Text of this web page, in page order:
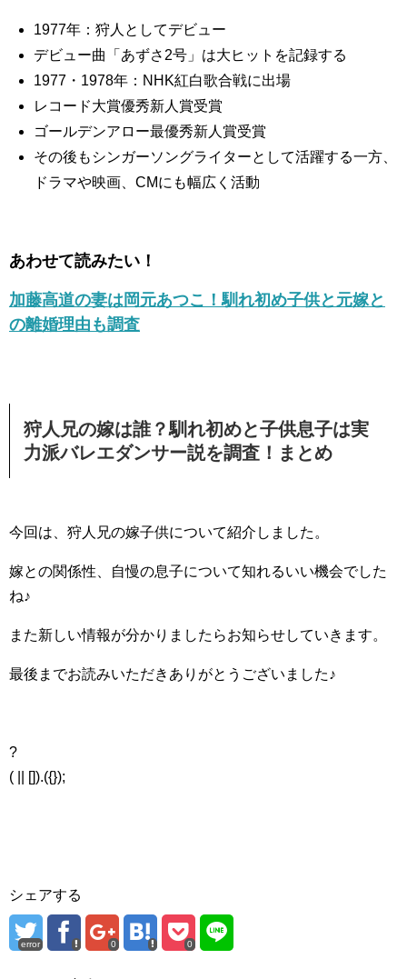
1977年：狩人としてデビュー
デビュー曲「あずさ2号」は大ヒットを記録する
1977・1978年：NHK紅白歌合戦に出場
レコード大賞優秀新人賞受賞
ゴールデンアロー最優秀新人賞受賞
その後もシンガーソングライターとして活躍する一方、
ドラマや映画、CMにも幅広く活動
あわせて読みたい！
加藤高道の妻は岡元あつこ！馴れ初め子供と元嫁と
の離婚理由も調査
狩人兄の嫁は誰？馴れ初めと子供息子は実
力派バレエダンサー説を調査！まとめ
今回は、狩人兄の嫁子供について紹介しました。
嫁との関係性、自慢の息子について知れるいい機会でした
ね♪
また新しい情報が分かりましたらお知らせしていきます。
最後までお読みいただきありがとうございました♪
?
( || []).({});
シェアする
error 0 0